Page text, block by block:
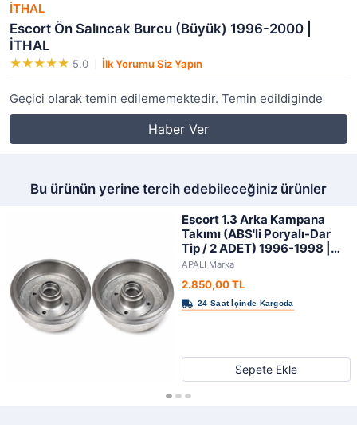
İTHAL
Escort Ön Salıncak Burcu (Büyük) 1996-2000 |
İTHAL
5.0 İlk Yorumu Siz Yapın
Geçici olarak temin edilememektedir. Temin edildiginde
Haber Ver
Bu ürünün yerine tercih edebileceğiniz ürünler
Escort 1.3 Arka Kampana
Takımı (ABS'li Poryalı-Dar
Tip / 2 ADET) 1996-1998 |
APALI
APALI Marka
2.850,00 TL
Sepete Ekle